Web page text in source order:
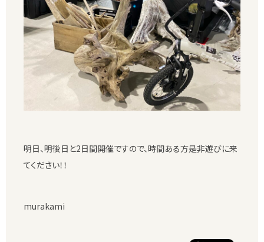
明日、明後日と2日間開催ですので、時間ある方是非遊びに来
てください！！
murakami